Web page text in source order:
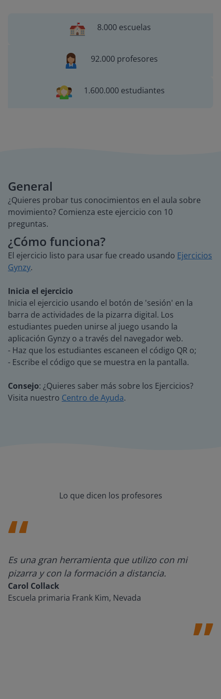
8.000 escuelas
92.000 profesores
1.600.000 estudiantes
General
¿Quieres probar tus conocimientos en el aula sobre
movimiento? Comienza este ejercicio con 10
preguntas.
¿Cómo funciona?
El ejercicio listo para usar fue creado usando Ejercicios
Gynzy.
Inicia el ejercicio
Inicia el ejercicio usando el botón de 'sesión' en la
barra de actividades de la pizarra digital. Los
estudiantes pueden unirse al juego usando la
aplicación Gynzy o a través del navegador web.
- Haz que los estudiantes escaneen el código QR o;
- Escribe el código que se muestra en la pantalla.
Consejo: ¿Quieres saber más sobre los Ejercicios?
Visita nuestro Centro de Ayuda.
Lo que dicen los profesores
Es una gran herramienta que utilizo con mi
pizarra y con la formación a distancia.
Carol Collack
Escuela primaria Frank Kim, Nevada